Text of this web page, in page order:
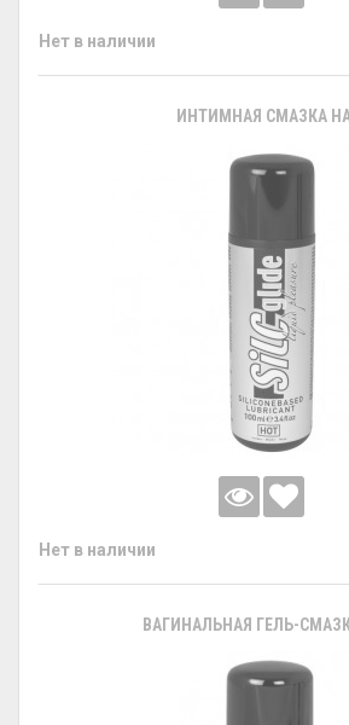
Нет в наличии
ИНТИМНАЯ СМАЗКА
Нет в наличии
ВАГИНАЛЬНАЯ ГЕЛЬ-